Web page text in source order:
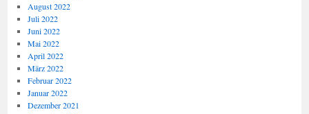
August 2022
Juli 2022
Juni 2022
Mai 2022
April 2022
März 2022
Februar 2022
Januar 2022
Dezember 2021